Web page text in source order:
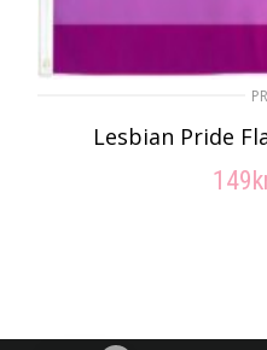
Lesbian Pride
149